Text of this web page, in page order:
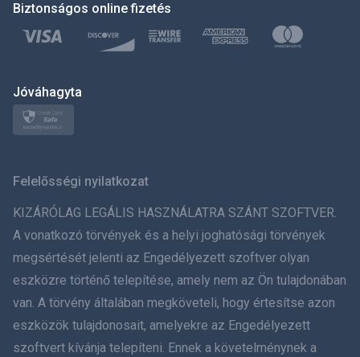
Türkçe
Polski
ภาษาไทย
简体中文
Dansk
हिंदी
Biztonságos online fizetés
Jóváhagyta
Felelősségi nyilatkozat
KIZÁRÓLAG LEGÁLIS HASZNÁLATRA SZÁNT SZOFTVER.
A vonatkozó törvények és a helyi joghatósági törvények
megsértését jelenti az Engedélyezett szoftver olyan
eszközre történő telepítése, amely nem az Ön tulajdonában
van. A törvény általában megköveteli, hogy értesítse azon
eszközök tulajdonosait, amelyekre az Engedélyezett
szoftvert kívánja telepíteni. Ennek a követelménynek a